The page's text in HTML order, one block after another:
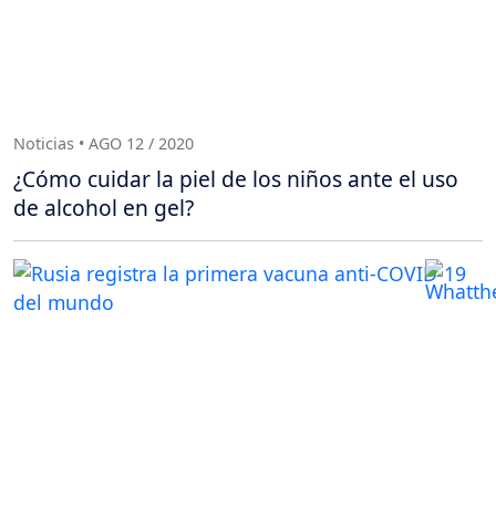
Noticias • AGO 12 / 2020
¿Cómo cuidar la piel de los niños ante el uso
de alcohol en gel?